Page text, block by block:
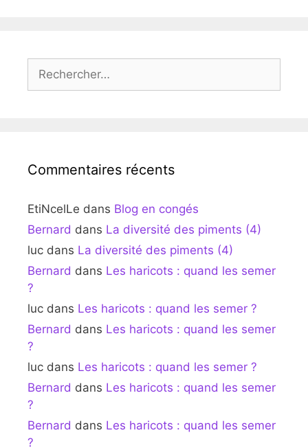
Rechercher :
Commentaires récents
EtiNcelLe dans Blog en congés
Bernard dans La diversité des piments (4)
luc dans La diversité des piments (4)
Bernard dans Les haricots : quand les semer
?
luc dans Les haricots : quand les semer ?
Bernard dans Les haricots : quand les semer
?
luc dans Les haricots : quand les semer ?
Bernard dans Les haricots : quand les semer
?
Bernard dans Les haricots : quand les semer
?